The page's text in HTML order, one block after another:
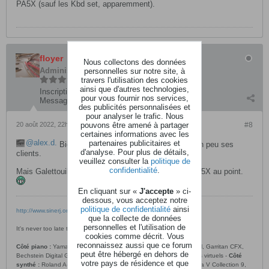
PA5X (sauf les Kbd set, apparemment).
floyer
Administrateur
Inscription:
avril 2016
Messages:
6547
#8
20 août 2022, 22h53
alex.d. Bien vu ! Je suppose que Korg écoute un peu ses
clients.
Mais Galettouille attends le Pa6X pour acheter un Pa5X au point.
http://www.sinerj.org/~loyer/piano/
It's never too late to learn to play the piano. ( tip of the day)
Côté piano : Yamaha N1X, pianos VSL Syncron et Vienna Imperial, Garritan CFX,
Bechstein Digital Grand, Ivory, Galaxy et beaucoup d’autres pianos virtuels - Côté
synthé : Roland A-500 Pro, Native-Instruments Komplete 13, Arturia V Collection 9,
Nous collectons des données
personnelles sur notre site, à
travers l'utilisation des cookies
ainsi que d'autres technologies,
pour vous fournir nos services,
des publicités personnalisées et
pour analyser le trafic. Nous
pouvons être amené à partager
certaines informations avec les
partenaires publicitaires et
d'analyse. Pour plus de détails,
veuillez consulter la politique de
confidentialité
En cliquant sur « J'accepte » ci-
dessous, vous acceptez notre
politique de confidentialitéainsi
que la collecte de données
personnelles et l'utilisation de
cookies comme décrit. Vous
reconnaissez aussi que ce forum
peut être hébergé en dehors de
votre pays de résidence et que